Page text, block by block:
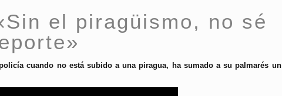
el piragüismo, no sé
cuando no está subido a una piragua, ha sumado a su palmarés un